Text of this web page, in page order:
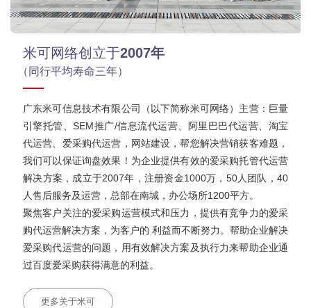
米可网络创立于2007年
（同行平均寿命三年）
广东米可信息技术有限公司（以下简称米可网络）主营：巨量
引擎托管、SEM推广/信息流代运营、阿里巴巴代运营、淘宝
代运营、爱采购代运营，网站建设，帮您解决营销获客难题，
我们可以保证询盘效果！为企业提供有效的爱采购托管代运营
解决方案，成立于2007年，注册资金1000万，50人团队，40
人售后服务及运营，总部在南城，办公场所1200平方。
聚焦客户关注的爱采购运营模式和压力，提供有竞争力的爱采
购代运营解决方案，为客户的 利益而不断努力。帮助企业解决
爱采购代运营的问题，用有效解决方案及执行力来帮助企业通
过百度爱采购获得满意的利益。
更多关于米可